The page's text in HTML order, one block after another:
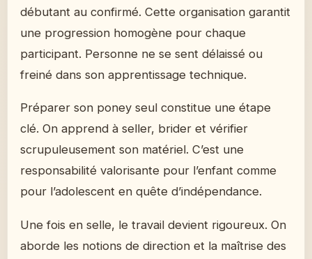
débutant au confirmé. Cette organisation garantit
une progression homogène pour chaque
participant. Personne ne se sent délaissé ou
freiné dans son apprentissage technique.
Préparer son poney seul constitue une étape
clé. On apprend à seller, brider et vérifier
scrupuleusement son matériel. C’est une
responsabilité valorisante pour l’enfant comme
pour l’adolescent en quête d’indépendance.
Une fois en selle, le travail devient rigoureux. On
aborde les notions de direction et la maîtrise des